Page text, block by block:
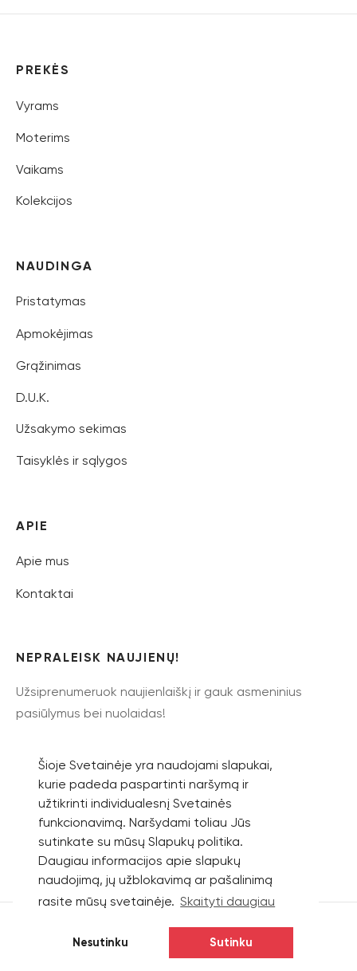
PREKĖS
Vyrams
Moterims
Vaikams
Kolekcijos
NAUDINGA
Pristatymas
Apmokėjimas
Grąžinimas
D.U.K.
Užsakymo sekimas
Taisyklės ir sąlygos
APIE
Apie mus
Kontaktai
NEPRALEISK NAUJIENŲ!
Užsiprenumeruok naujienlaiškį ir gauk asmeninius
pasiūlymus bei nuolaidas!
Prenumeruoti
© 2026 UAB „EVO MEDIA“
Šioje Svetainėje yra naudojami slapukai,
kurie padeda paspartinti naršymą ir
užtikrinti individualesnį Svetainės
funkcionavimą. Naršydami toliau Jūs
sutinkate su mūsų Slapukų politika.
Daugiau informacijos apie slapukų
naudojimą, jų užblokavimą ar pašalinimą
rasite mūsų svetainėje. Skaityti daugiau
Nesutinku Sutinku